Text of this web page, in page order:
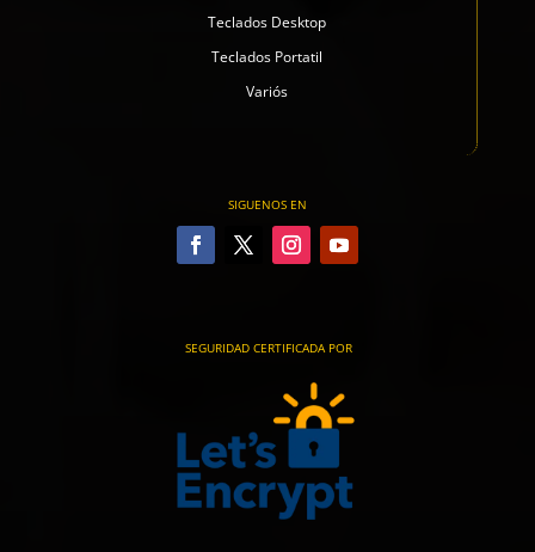
Teclados Desktop
Teclados Portatil
Variós
SIGUENOS EN
SEGURIDAD CERTIFICADA POR